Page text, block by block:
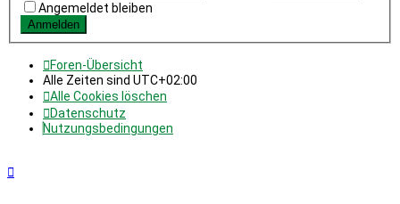
Angemeldet bleiben
Foren-Übersicht
Alle Zeiten sind UTC+02:00
Alle Cookies löschen
Datenschutz
Nutzungsbedingungen